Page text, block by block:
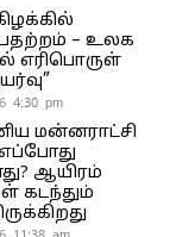
– உலக
எரிபொருள்
4:30 pm
மன்னராட்சி
ஆயிரம்
கடந்தும்